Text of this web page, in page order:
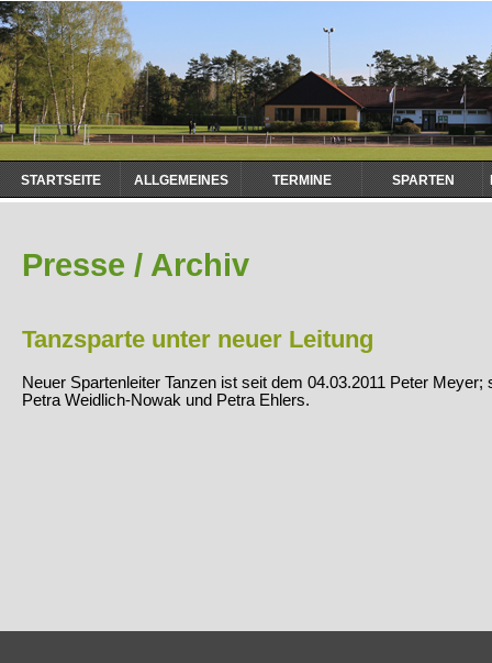
Navigation
überspringen
STARTSEITE ALLGEMEINES TERMINE SPARTEN
Presse / Archiv
Tanzsparte unter neuer Leitung
Neuer Spartenleiter Tanzen ist seit dem 04.03.2011 Peter
Petra Weidlich-Nowak und Petra Ehlers.